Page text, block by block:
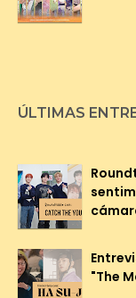
ÚLTIMAS
"The